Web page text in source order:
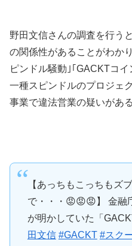
野田文信さんの調査を行う
の関係性があることがわか
ピンドル騒動｣｢GACKTコ
一種スピンドルのプロジェ
事業で違法営業の疑いがあ
【あっちもこっちもズ
で・・・😡😡😡】 金
が明かしていた「
田文信 #GACKT #スク